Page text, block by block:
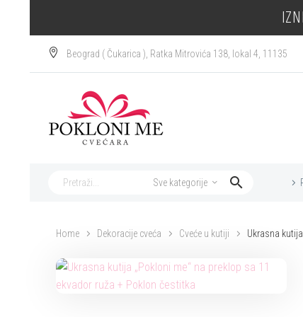
Beograd ( Čukarica ), Ratka Mitrovića 138, lokal 4, 11135
Sve kategorije
Home Dekoracije cveća Cveće u kutiji Ukrasna